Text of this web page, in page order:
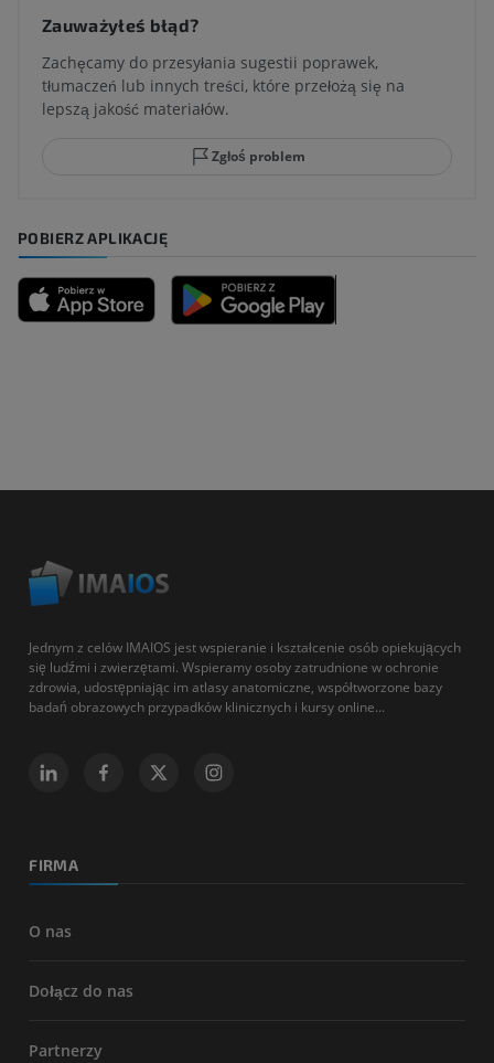
Zauważyłeś błąd?
Zachęcamy do przesyłania sugestii poprawek,
tłumaczeń lub innych treści, które przełożą się na
lepszą jakość materiałów.
Zgłoś problem
POBIERZ APLIKACJĘ
Jednym z celów IMAIOS jest wspieranie i kształcenie osób opiekujących
się ludźmi i zwierzętami. Wspieramy osoby zatrudnione w ochronie
zdrowia, udostępniając im atlasy anatomiczne, współtworzone bazy
badań obrazowych przypadków klinicznych i kursy online...
FIRMA
O nas
Dołącz do nas
Partnerzy